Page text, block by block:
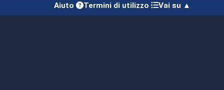
Aiuto Termini di utilizzo Vai su ▲